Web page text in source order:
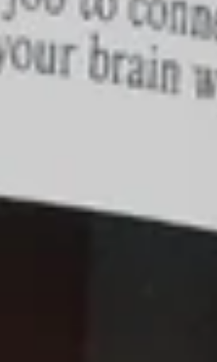
på ditt första köp och
av Fungi.era familjen.
bara det bra:
events, inspiration och
CONNECT.